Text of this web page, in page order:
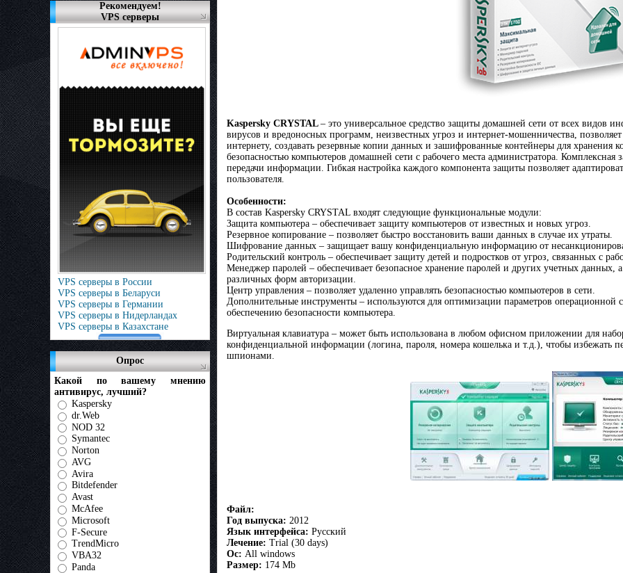
Рекомендуем!
VPS серверы
VPS серверы в России
VPS серверы в Беларуси
VPS серверы в Германии
VPS серверы в Нидерландах
VPS серверы в Казахстане
Опрос
Какой по вашему мнению
антивирус, лучший?
Kaspersky
dr.Web
NOD 32
Symantec
Norton
AVG
Avira
Bitdefender
Avast
McAfee
Microsoft
F-Secure
TrendMicro
VBA32
Panda
Kaspersky CRYSTAL – это универсальное средство защиты домашней сети от всех видов
вирусов и вредоносных программ, неизвестных угроз и интернет-мошенничества,
интернету, создавать резервные копии данных и зашифрованные контейнеры для хранения
безопасностью компьютеров домашней сети с рабочего места администратора. Комплексная
передачи информации. Гибкая настройка каждого компонента защиты позволяет
пользователя.
Особенности:
В состав Kaspersky CRYSTAL входят следующие функциональные модули:
Защита компьютера – обеспечивает защиту компьютеров от известных и новых угроз.
Резервное копирование – позволяет быстро восстановить ваши данных в случае их утраты.
Шифрование данных – защищает вашу конфиденциальную информацию от
Родительский контроль – обеспечивает защиту детей и подростков от угроз, связанных с
Менеджер паролей – обеспечивает безопасное хранение паролей и других учетных данных,
различных форм авторизации.
Центр управления – позволяет удаленно управлять безопасностью компьютеров в сети.
Дополнительные инструменты – используются для оптимизации параметров операционной
обеспечению безопасности компьютера.
Виртуальная клавиатура – может быть использована в любом офисном приложении для
конфиденциальной информации (логина, пароля, номера кошелька и т.д.), чтобы избежать
шпионами.
Файл:
Год выпуска: 2012
Язык интерфейса: Русский
Лечение: Trial (30 days)
Ос: All windows
Размер: 174 Mb